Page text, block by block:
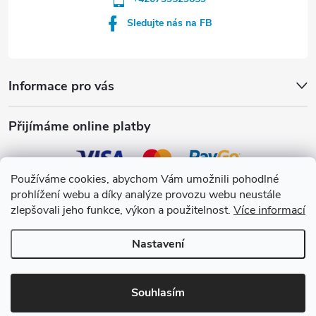
Používáme cookies, abychom Vám umožnili pohodlné
prohlížení webu a díky analýze provozu webu neustále
zlepšovali jeho funkce, výkon a použitelnost. Více informací
Nastavení
Souhlasím
Informace pro vás
Přijímáme online platby
Sledujte nás na FB
Crystalpool s.r.o.
Copyright 2026Crystalpool e-shop. Všechna práva vyhrazena.Upravit
nastavení cookies